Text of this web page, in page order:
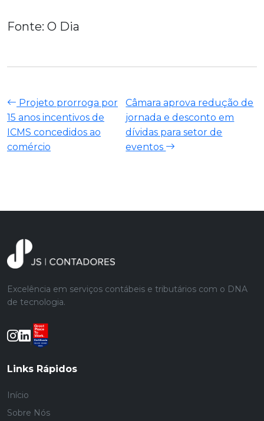
Fonte: O Dia
Projeto prorroga por
15 anos incentivos de
ICMS concedidos ao
comércio
Câmara aprova redução de
jornada e desconto em
dívidas para setor de
eventos
Excelência em serviços contábeis e tributários com o DNA
de tecnologia.
Links Rápidos
Início
Sobre Nós